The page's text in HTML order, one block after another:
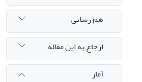
هم رسانی
ارجاع به این مقاله
آمار